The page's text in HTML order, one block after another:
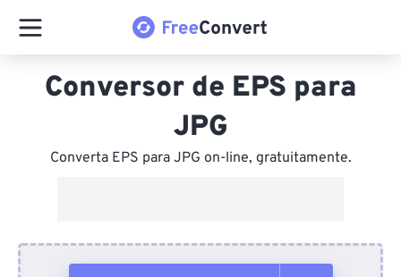
Conversor de EPS para
JPG
Converta EPS para JPG on-line, gratuitamente.